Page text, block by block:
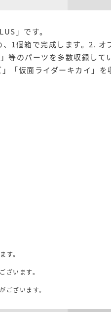
」です。
1個箱で完成します。2. オ
等のパーツを多数収録し
「仮面ライダーキカイ」
す。
います。
ざいます。